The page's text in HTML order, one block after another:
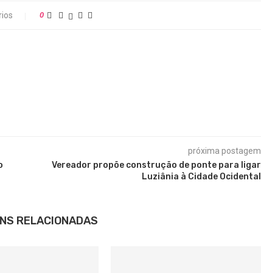
0
próxima postagem
Vereador propõe construção de ponte para ligar
Luziânia à Cidade Ocidental
RELACIONADAS